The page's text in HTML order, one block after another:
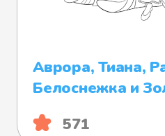
Аврора, Тиана,
Белоснежка и
571